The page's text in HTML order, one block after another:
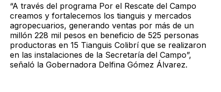
“A través del programa Por el Rescate del Campo
creamos y fortalecemos los tianguis y mercados
agropecuarios, generando ventas por más de un
millón 228 mil pesos en beneficio de 525 personas
productoras en 15 Tianguis Colibrí que se realizaron
en las instalaciones de la Secretaría del Campo”,
señaló la Gobernadora Delfina Gómez Álvarez.